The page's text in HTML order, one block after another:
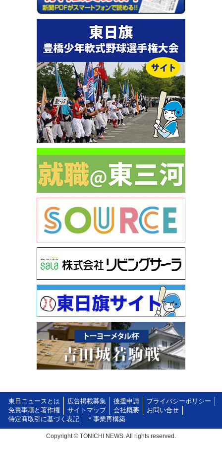
東日ニュースとは 広告掲載募集 後援申請
プライバシーポリシー
免責事項と著作権
サイトマップ 会社概要
お問い合せ
特定商取引に基づく表記
＊事業再構築
Copyright © TONICHI NEWS. All rights reserved.